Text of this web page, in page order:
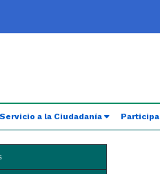
a la Ciudadanía Participa